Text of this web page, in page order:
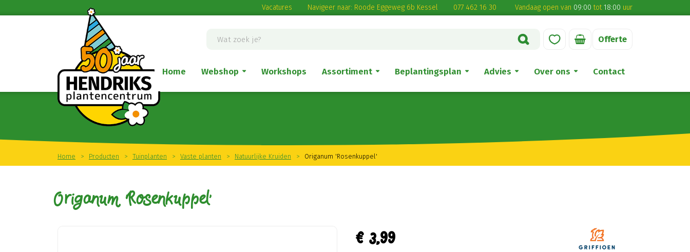
naar
Home > Producten > Tuinplanten > Vaste planten > Natuurlijke Kruiden > Origanum 'Rosenkuppel'
Origanum 'Rosenkuppel'
Vacatures Navigeer naar: Roode Eggeweg 6b Kessel 077 462 16 30 Vandaag open van 09:00 tot18:00 uur
Offerte
Home Webshop Workshops Assortiment Beplantingsplan Advies Over ons Contact
€ 3,99